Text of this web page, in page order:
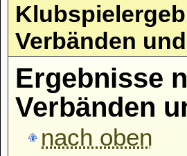
Verbänden
Ergebnisse
Verbänden
nach oben